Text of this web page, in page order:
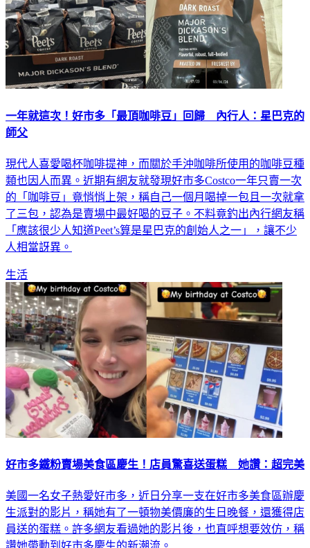
一年就這次！好市多「最頂咖啡豆」回歸 內行人：星巴克的
師父
現代人喜愛喝杯咖啡提神，而關於手沖咖啡所使用的咖啡豆種
類也因人而異。近期有網友就發現好市多Costco一年只賣一次
的「咖啡豆」竟悄悄上架，稱自己一個月喝掉一包且一次就拿
了三包，認為是賣場中最好喝的豆子。不料竟釣出內行網友稱
「應該很少人知道Peet’s算是星巴克的創始人之一」，讓不少
人相當訝異。
生活
好市多鐵粉賣場美食區慶生！店員驚喜送蛋糕 她讚：超完美
美國一名女子熱愛好市多，近日分享一支在好市多美食區辦慶
生派對的影片，稱她有了一頓物美價廉的生日晚餐，還獲得店
員送的蛋糕。許多網友看過她的影片後，也直呼想要效仿，稱